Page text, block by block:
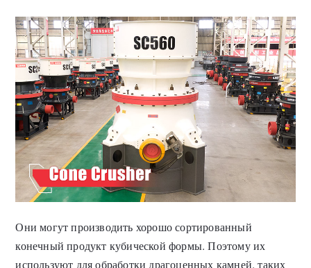
Они могут производить хорошо сортированный
конечный продукт кубической формы. Поэтому их
используют для обработки драгоценных камней, таких